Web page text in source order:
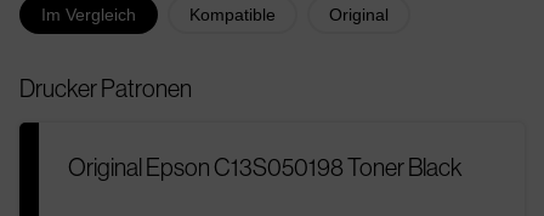
Im Vergleich Kompatible Original
Drucker Patronen
Original Epson C13S050198 Toner Black